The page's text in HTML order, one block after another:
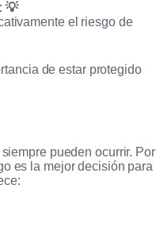
💡
el riesgo de
de estar protegido
pueden ocurrir. Por
es la mejor decisión para